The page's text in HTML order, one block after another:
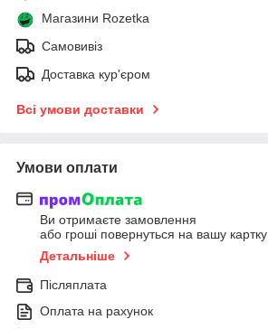
Магазини Rozetka
Самовивіз
Доставка кур'єром
Всі умови доставки
Умови оплати
Ви отримаєте замовлення
або гроші повернуться на вашу картку
Детальніше
Післяплата
Оплата на рахунок